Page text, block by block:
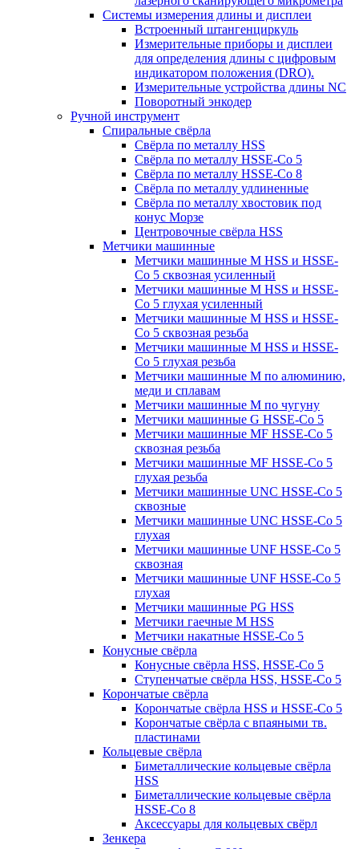
Системы измерения длины и дисплеи
Встроенный штангенциркуль
Измерительные приборы и дисплеи
для определения длины с цифровым
индикатором положения (DRO).
Измерительные устройства длины NC
Поворотный энкодер
Ручной инструмент
Спиральные свёрла
Свёрла по металлу HSS
Свёрла по металлу HSSE-Co 5
Свёрла по металлу HSSE-Co 8
Свёрла по металлу удлиненные
Свёрла по металлу хвостовик под
конус Морзе
Центровочные свёрла HSS
Метчики машинные
Метчики машинные M HSS и HSSE-
Co 5 сквозная усиленный
Метчики машинные M HSS и HSSE-
Co 5 глухая усиленный
Метчики машинные M HSS и HSSE-
Co 5 сквозная резьба
Метчики машинные M HSS и HSSE-
Co 5 глухая резьба
Метчики машинные M по алюминию,
меди и сплавам
Метчики машинные M по чугуну
Метчики машинные G HSSE-Co 5
Метчики машинные MF HSSE-Co 5
сквозная резьба
Метчики машинные MF HSSE-Co 5
глухая резьба
Метчики машинные UNC HSSE-Co 5
сквозные
Метчики машинные UNC HSSE-Co 5
глухая
Метчики машинные UNF HSSE-Co 5
сквозная
Метчики машинные UNF HSSE-Co 5
глухая
Метчики машинные PG HSS
Метчики гаечные M HSS
Метчики накатные HSSE-Co 5
Конусные свёрла
Конусные свёрла HSS, HSSE-Co 5
Ступенчатые свёрла HSS, HSSE-Co 5
Корончатые свёрла
Корончатые свёрла HSS и HSSE-Co 5
Корончатые свёрла с впаяными тв.
пластинами
Кольцевые свёрла
Биметаллические кольцевые свёрла
HSS
Биметаллические кольцевые свёрла
HSSE-Co 8
Аксессуары для кольцевых свёрл
Зенкера